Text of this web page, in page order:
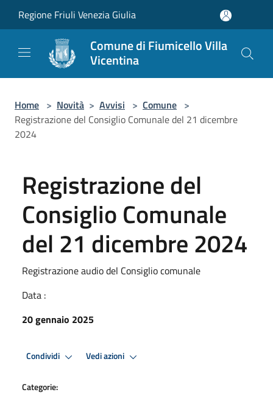
Regione Friuli Venezia Giulia
Comune di Fiumicello Villa
Vicentina
Home > Novità > Avvisi > Comune >
Registrazione del Consiglio Comunale del 21 dicembre
2024
Registrazione del
Consiglio Comunale
del 21 dicembre 2024
Registrazione audio del Consiglio comunale
Data :
20 gennaio 2025
Condividi Vedi azioni
Categorie: